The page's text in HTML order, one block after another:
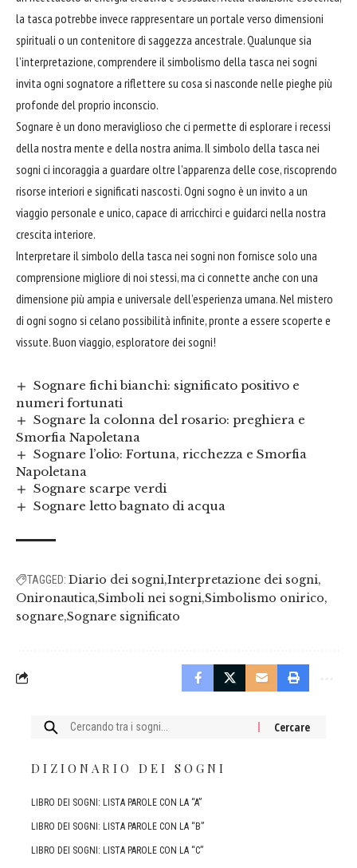
la tasca potrebbe invece rappresentare un portale verso dimensioni
spirituali o un contenitore di saggezza ancestrale. Qualunque sia
l’interpretazione, comprendere il simbolismo della tasca nei sogni
invita ogni sognatore a riflettere su cosa si nasconde nelle pieghe più
profonde del proprio inconscio.
Sognare è un dono meraviglioso che ci permette di esplorare i recessi
della nostra mente e della nostra anima. Il simbolo della tasca nei
sogni ci incoraggia a guardare oltre l’apparenza delle cose, riscoprendo
risorse interiori e significati nascosti. Ogni sogno è un invito a un
viaggio personale e unico, capace di arricchirci e guidarci nella nostra
crescita interiore.
Interpretare il simbolo della tasca nei sogni non fornisce solo una
comprensione migliore di noi stessi, ma ci connette anche con una
dimensione più ampia e universale dell’esperienza umana. Nel mistero
di ogni sogno si celano possibilità infinite, pronte a essere scoperte e
vissute. Buon viaggio, esploratore dei sogni!
Sognare fichi bianchi: significato positivo e
numeri fortunati
Sognare la colonna del rosario: preghiera e
Smorfia Napoletana
Sognare l’olio: Fortuna, ricchezza e Smorfia
Napoletana
Sognare scarpe verdi
Sognare letto bagnato di acqua
TAGGED: Diario dei sogni Interpretazione dei sogni
Onironautica Simboli nei sogni Simbolismo onirico
sognare Sognare significato
Cercare:
DIZIONARIO DEI SOGNI
LIBRO DEI SOGNI: LISTA PAROLE CON LA “A”
LIBRO DEI SOGNI: LISTA PAROLE CON LA “B”
LIBRO DEI SOGNI: LISTA PAROLE CON LA “C”